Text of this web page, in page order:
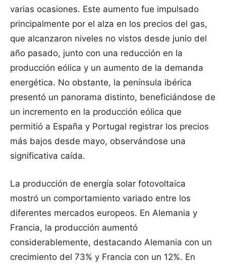
varias ocasiones. Este aumento fue impulsado
principalmente por el alza en los precios del gas,
que alcanzaron niveles no vistos desde junio del
año pasado, junto con una reducción en la
producción eólica y un aumento de la demanda
energética. No obstante, la península ibérica
presentó un panorama distinto, beneficiándose de
un incremento en la producción eólica que
permitió a España y Portugal registrar los precios
más bajos desde mayo, observándose una
significativa caída.
La producción de energía solar fotovoltaica
mostró un comportamiento variado entre los
diferentes mercados europeos. En Alemania y
Francia, la producción aumentó
considerablemente, destacando Alemania con un
crecimiento del 73% y Francia con un 12%. En